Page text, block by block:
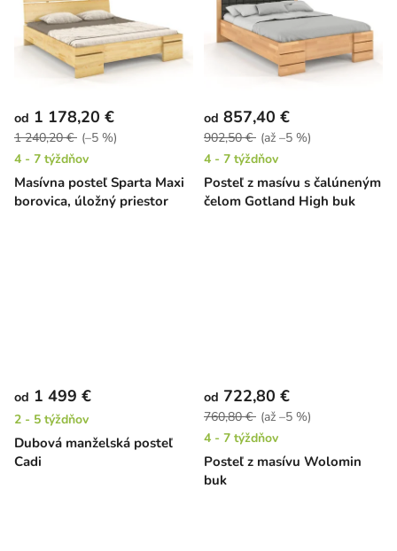
Masívna posteľ Sparta Maxi
borovica, úložný priestor
od 1 178,20 €
1 240,20 € (–5 %)
4 - 7 týždňov
Posteľ z masívu s čalúneným
čelom Gotland High buk
od 857,40 €
902,50 € (až –5 %)
4 - 7 týždňov
Dubová manželská posteľ
Cadi
od 1 499 €
2 - 5 týždňov
Posteľ z masívu Wolomin
buk
od 722,80 €
760,80 € (až –5 %)
4 - 7 týždňov